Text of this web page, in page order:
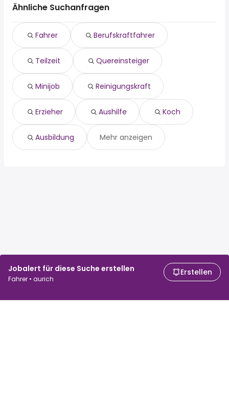
Jobalert für diese Suche erstellen
Fahrer • aurich
Erstellen
Weener
teilzeit
reinigungskraft
erzieher
aushilfe
koch
berufskraftfahrer
Ähnliche Suchanfragen
Fahrer Berufskraftfahrer
Teilzeit Quereinsteiger
Minijob Reinigungskraft
Erzieher Aushilfe Koch
Ausbildung Mehr anzeigen